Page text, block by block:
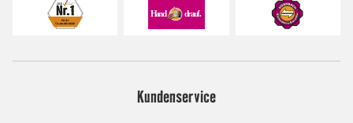
Kundenservice